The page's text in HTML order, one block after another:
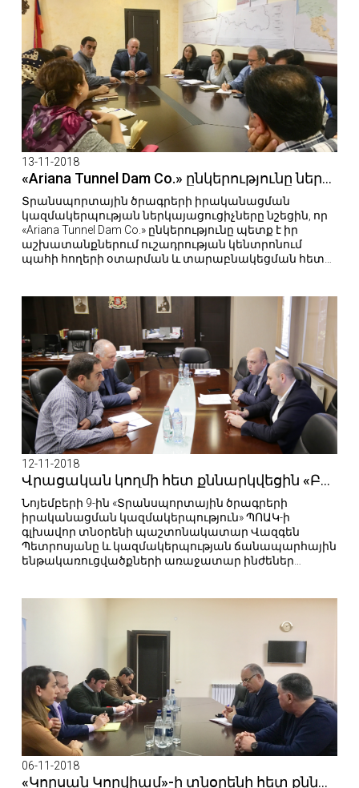
13-11-2018
«Ariana Tunnel Dam Co.» ընկերությունը ներկայացրեց Բագրատաշենի նոր կամրջի շինարարության ծրագրի շրջանակներում կատարված նախապատրաստական աշխատանքները
Տրանսպորտային ծրագրերի իրականացման
կազմակերպության ներկայացուցիչները նշեցին, որ
«Ariana Tunnel Dam Co.» ընկերությունը պետք է իր
աշխատանքներում ուշադրության կենտրոնում
պահի հողերի օտարման և տարաբնակեցման հետ
շինարարական աշխատանքների ընթացքում
բնապահպանական և պատմամշակութային
հնարավոր ազդեցությունները։
12-11-2018
Վրացական կողմի հետ քննարկվեցին «Բարեկամություն» կամրջի կառուցման հետ կապված կազմակերպչական հարցեր
Նոյեմբերի 9-ին «Տրանսպորտային ծրագրերի
իրականացման կազմակերպություն» ՊՈԱԿ-ի
գլխավոր տնօրենի պաշտոնակատար Վազգեն
Պետրոսյանը և կազմակերպության ճանապարհային
ենթակառուցվածքների առաջատար ինժեներ
ենթակառուցվածքների նախարարի առաջին
տեղակալ, Ճանապարհների դեպարտամենտի պետ
Իրակլի Կարսելաձեի և պետի տեղակալ Լևան
Կուպատաշվիլիի հետ։
06-11-2018
«Կորսան Կորվիամ»-ի տնօրենի հետ քննարկվեցին Տրանշ-1 և Տրանշ-2-ում շինարարության որակին առնչվող հարցեր